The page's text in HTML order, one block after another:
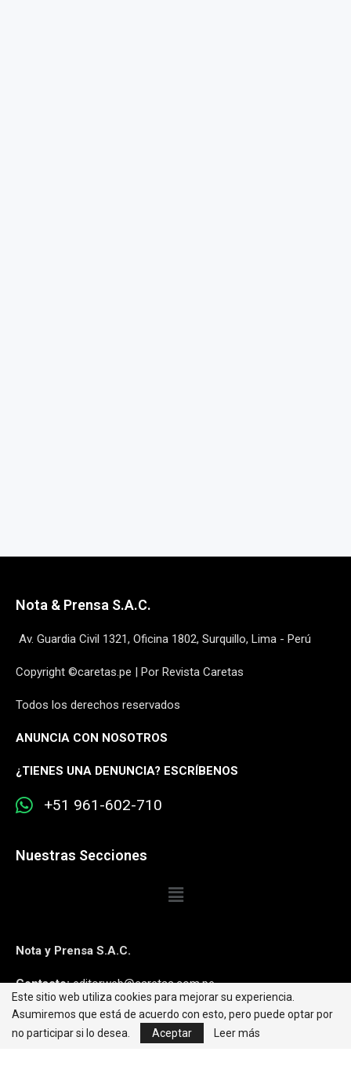
Nota & Prensa S.A.C.
Av. Guardia Civil 1321, Oficina 1802, Surquillo, Lima - Perú
Copyright ©caretas.pe | Por Revista Caretas
Todos los derechos reservados
ANUNCIA CON NOSOTROS
¿TIENES UNA DENUNCIA? ESCRÍBENOS
+51 961-602-710
Nuestras Secciones
Nota y Prensa S.A.C.
Contacto:editorweb@caretas.com.pe
Síguenos:
Este sitio web utiliza cookies para mejorar su experiencia.
Asumiremos que está de acuerdo con esto, pero puede optar por
no participar si lo desea.
Aceptar Leer más